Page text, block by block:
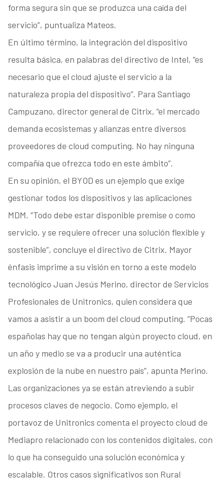
forma segura sin que se produzca una caída del
servicio”, puntualiza Mateos.
En último término, la integración del dispositivo
resulta básica, en palabras del directivo de Intel, “es
necesario que el cloud ajuste el servicio a la
naturaleza propia del dispositivo”. Para Santiago
Campuzano, director general de Citrix, “el mercado
demanda ecosistemas y alianzas entre diversos
proveedores de cloud computing. No hay ninguna
compañía que ofrezca todo en este ámbito”.
En su opinión, el BYOD es un ejemplo que exige
gestionar todos los dispositivos y las aplicaciones
MDM. “Todo debe estar disponible premise o como
servicio, y se requiere ofrecer una solución flexible y
sostenible”, concluye el directivo de Citrix. Mayor
énfasis imprime a su visión en torno a este modelo
tecnológico Juan Jesús Merino, director de Servicios
Profesionales de Unitronics, quien considera que
vamos a asistir a un boom del cloud computing. “Pocas
españolas hay que no tengan algún proyecto cloud, en
un año y medio se va a producir una auténtica
explosión de la nube en nuestro país”, apunta Merino.
Las organizaciones ya se están atreviendo a subir
procesos claves de negocio. Como ejemplo, el
portavoz de Unitronics comenta el proyecto cloud de
Mediapro relacionado con los contenidos digitales, con
lo que ha conseguido una solución económica y
escalable. Otros casos significativos son Rural